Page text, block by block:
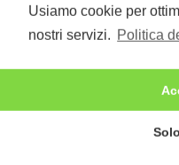
Usiamo cookie per
nostri servizi. Politica
Cosa ne pensate?
21 Marzo